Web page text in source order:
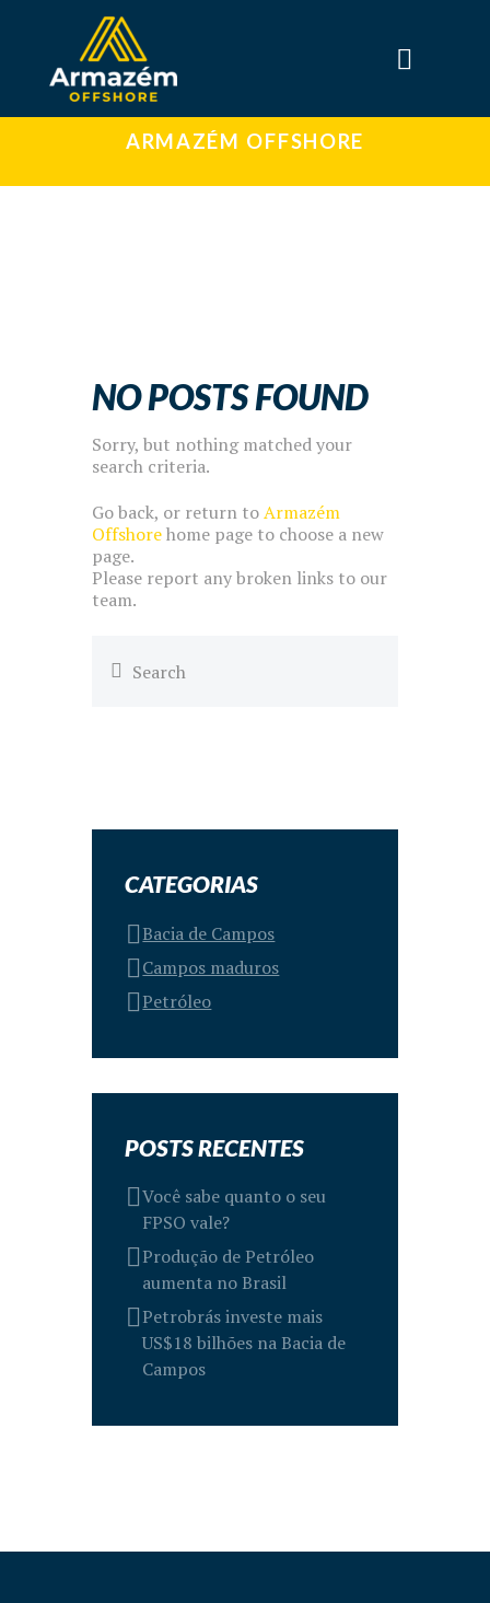
ARMAZÉM OFFSHORE
NO POSTS FOUND
Sorry, but nothing matched your
search criteria.
Go back, or return toArmazém
Offshorehome page to choose a new
page.
Please report any broken links to our
team.
CATEGORIAS
Bacia de Campos
Campos maduros
Petróleo
POSTS RECENTES
Você sabe quanto o seu
FPSO vale?
Produção de Petróleo
aumenta no Brasil
Petrobrás investe mais
US$18 bilhões na Bacia de
Campos